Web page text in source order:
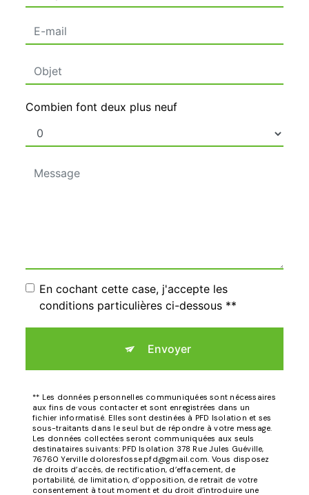
Combien font deux plus neuf
En cochant cette case, j'accepte les
conditions particulières ci-dessous **
Envoyer
** Les données personnelles communiquées sont nécessaires
aux fins de vous contacter et sont enregistrées dans un
fichier informatisé. Elles sont destinées à PFD Isolation et ses
sous-traitants dans le seul but de répondre à votre message.
Les données collectées seront communiquées aux seuls
destinataires suivants: PFD Isolation 378 Rue Jules Guéville,
76760 Yerville doloresfosse.pfd@gmail.com. Vous disposez
de droits d’accès, de rectification, d’effacement, de
portabilité, de limitation, d’opposition, de retrait de votre
consentement à tout moment et du droit d’introduire une